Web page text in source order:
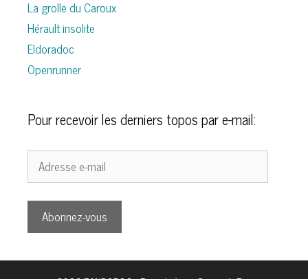
La grolle du Caroux
Hérault insolite
Eldoradoc
Openrunner
Pour recevoir les derniers topos par e-mail:
Adresse
Abonnez-vous